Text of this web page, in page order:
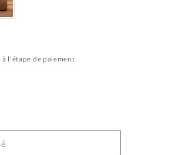
à l'étape de paiement.